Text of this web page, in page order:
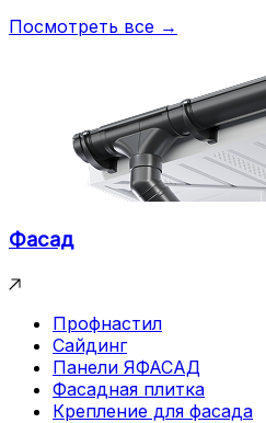
Посмотреть все →
Фасад
Профнастил
Сайдинг
Панели ЯФАСАД
Фасадная плитка
Крепление для фасада